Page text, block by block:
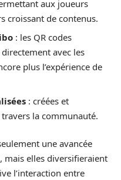
aux joueurs
croissant de contenus.
: les QR codes
avec les
plus l’expérience de
: créées et
travers la communauté.
une avancée
mais elles diversifieraient
l’interaction entre